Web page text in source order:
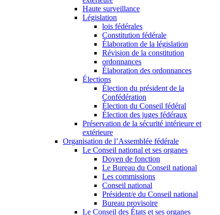
Haute surveillance
Législation
lois fédérales
Constitution fédérale
Élaboration de la législation
Révision de la constitution
ordonnances
Élaboration des ordonnances
Élections
Élection du président de la
Confédération
Élection du Conseil fédéral
Élection des juges fédéraux
Préservation de la sécurité intérieure et
extérieure
Organisation de l’Assemblée fédérale
Le Conseil national et ses organes
Doyen de fonction
Le Bureau du Conseil national
Les commissions
Conseil national
Président/e du Conseil national
Bureau provisoire
Le Conseil des États et ses organes